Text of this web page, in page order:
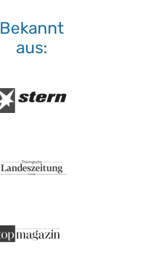
Bekannt
aus: